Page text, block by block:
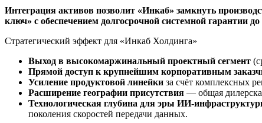
Интеграция активов позволит «Инкаб» замкнуть
ключ» c обеспечением долгосрочной системной гарантии до
Стратегический эффект для «Инкаб Холдинга»
Выход в высокомаржинальный проектный сегмент
Прямой доступ к крупнейшим корпоративным
Усиление продуктовой линейки за счёт комплексных
Расширение географии присутствия — общая
Технологическая глубина для эры ИИ-
поколения скоростей передачи данных.